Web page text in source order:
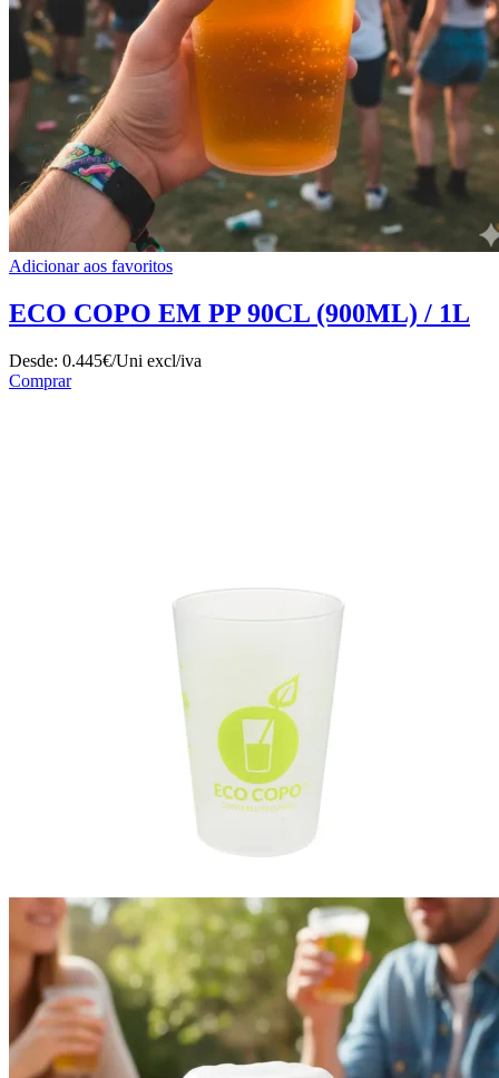
Adicionar aos favoritos
ECO COPO EM PP 90CL (900ML) / 1L
Desde: 0.445€/Uni excl/iva
Comprar